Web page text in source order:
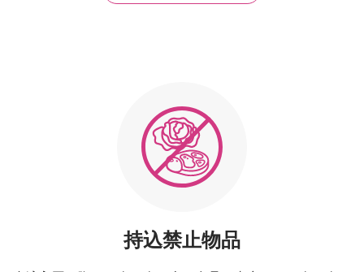
持込禁止物品